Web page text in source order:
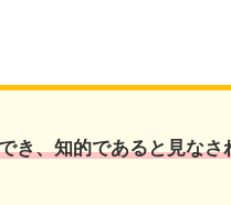
き、知的であると見なさ